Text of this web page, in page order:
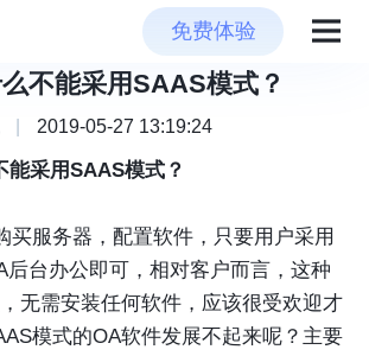
免费体验
不能采用SAAS模式？
2019-05-27 13:19:24
能采用SAAS模式？
买服务器，配置软件，只要用户采用
后台办公即可，相对客户而言，这种
无需安装任何软件，应该很受欢迎才
模式的OA软件发展不起来呢？主要